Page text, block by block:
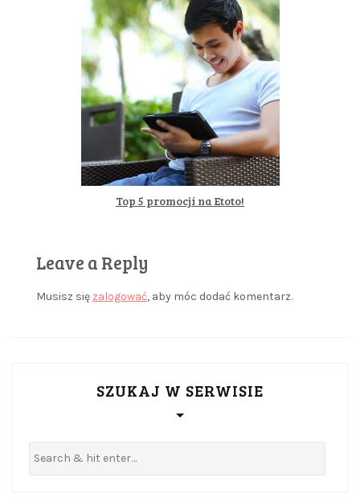
Top 5 promocji na Etoto!
Leave a Reply
Musisz się zalogować, aby móc dodać komentarz.
SZUKAJ W SERWISIE